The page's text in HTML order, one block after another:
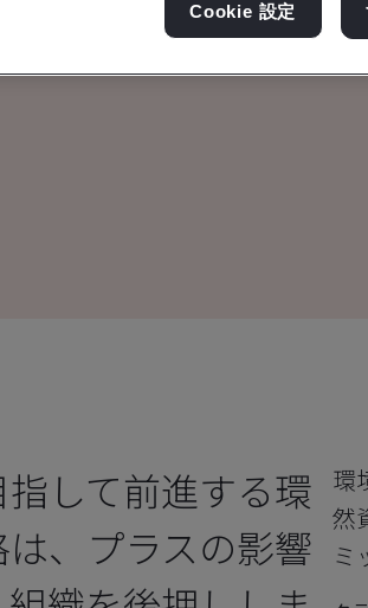
します。
して前進する環
、プラスの影響
環
然
ミ
Cookie 設定